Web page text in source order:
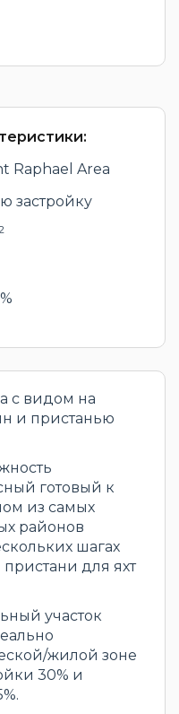
Raphael Area
застройку
с видом на
и пристанью
готовый к
из самых
районов
шагах
для яхт
участок
жилой зоне
30% и